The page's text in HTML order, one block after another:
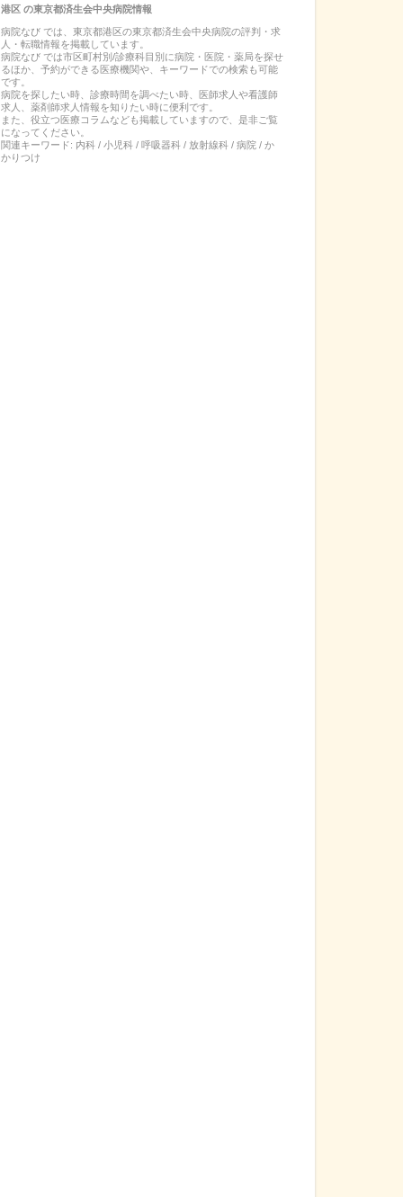
港区の東京都済生会中央病院情報
病院なび では、 東京都港区の東京都済生会中央病院の評判・求
人・転職情報を掲載しています。
病院なび では市区町村別/診療科目別に病院・医院・薬局を探せ
るほか、予約ができる医療機関や、キーワードでの検索も可能
です。
病院を探したい時、診療時間を調べたい時、医師求人や看護師
求人、薬剤師求人情報を知りたい時に便利です。
また、役立つ医療コラムなども掲載していますので、是非ご覧
になってください。
関連キーワード: 内科 / 小児科 / 呼吸器科 / 放射線科 / 病院 / か
かりつけ